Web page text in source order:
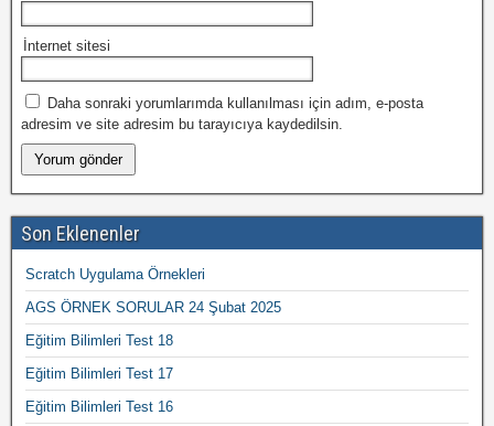
İnternet sitesi
Daha sonraki yorumlarımda kullanılması için adım, e-posta
adresim ve site adresim bu tarayıcıya kaydedilsin.
Son Eklenenler
Scratch Uygulama Örnekleri
AGS ÖRNEK SORULAR 24 Şubat 2025
Eğitim Bilimleri Test 18
Eğitim Bilimleri Test 17
Eğitim Bilimleri Test 16